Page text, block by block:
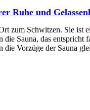
Ruhe und
zum Schwitzen. Sie ist
Sauna, das entspricht
Vorzüge der Sauna